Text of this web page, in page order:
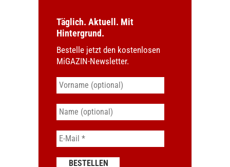
Täglich. Aktuell. Mit
Hintergrund.
Bestelle jetzt den kostenlosen
MiGAZIN-Newsletter.